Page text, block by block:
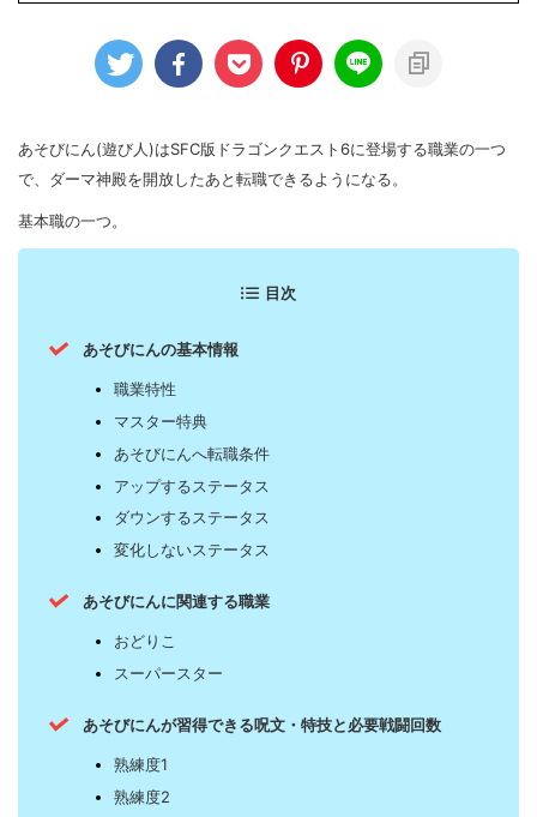
あそびにん(遊び人)はSFC版ドラゴンクエスト6に登場する職業の一つ
で、ダーマ神殿を開放したあと転職できるようになる。
基本職の一つ。
目次
あそびにんの基本情報
職業特性
マスター特典
あそびにんへ転職条件
アップするステータス
ダウンするステータス
変化しないステータス
あそびにんに関連する職業
おどりこ
スーパースター
あそびにんが習得できる呪文・特技と必要戦闘回数
熟練度1
熟練度2